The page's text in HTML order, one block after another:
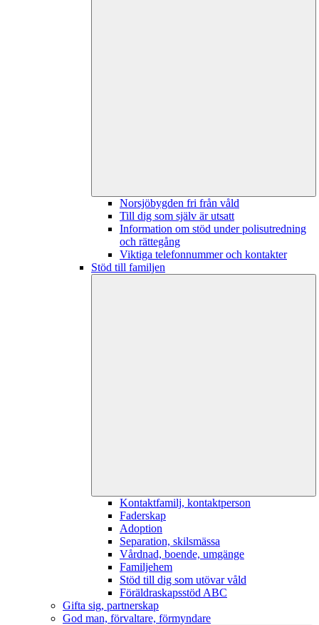
Norsjöbygden fri från våld
Till dig som själv är utsatt
Information om stöd under polisutredning
och rättegång
Viktiga telefonnummer och kontakter
Stöd till familjen
Kontaktfamilj, kontaktperson
Faderskap
Adoption
Separation, skilsmässa
Vårdnad, boende, umgänge
Familjehem
Stöd till dig som utövar våld
Föräldraskapsstöd ABC
Gifta sig, partnerskap
God man, förvaltare, förmyndare